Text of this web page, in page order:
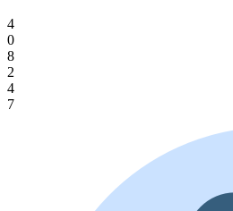
4
0
8
2
4
7